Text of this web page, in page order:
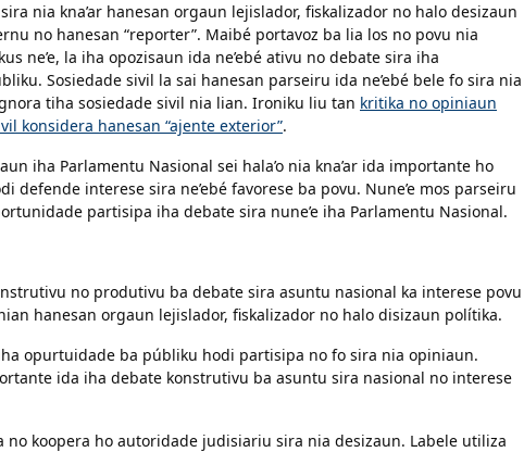
nia kna’ar hanesan orgaun lejislador, fiskalizador no halo desizaun
no hanesan “reporter”. Maibé portavoz ba lia los no povu nia
ne’e, la iha opozisaun ida ne’ebé ativu no debate sira iha
Sosiedade sivil la sai hanesan parseiru ida ne’ebé bele fo sira nia
tiha sosiedade sivil nia lian. Ironiku liu tan kritika no opiniaun
konsidera hanesan “ajente exterior”.
iha Parlamentu Nasional sei hala’o nia kna’ar ida importante ho
defende interese sira ne’ebé favorese ba povu. Nune’e mos parseiru
partisipa iha debate sira nune’e iha Parlamentu Nasional.
no produtivu ba debate sira asuntu nasional ka interese povu
hanesan orgaun lejislador, fiskalizador no halo disizaun polítika.
opurtuidade ba públiku hodi partisipa no fo sira nia opiniaun.
ida iha debate konstrutivu ba asuntu sira nasional no interese
no koopera ho autoridade judisiariu sira nia desizaun. Labele utiliza